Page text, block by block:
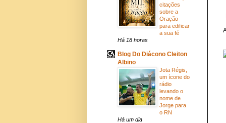
citações
sobre a
Oração
para edificar
a sua fé
Há 18 horas
Blog Do Diácono Cleiton
Albino
Jota Régis,
um ícone do
rádio
levando o
nome de
Jorge para
o RN
Há um dia